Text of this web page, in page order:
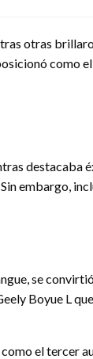
otras
como
destacaba
embargo,
se
Boyue L
el tercer